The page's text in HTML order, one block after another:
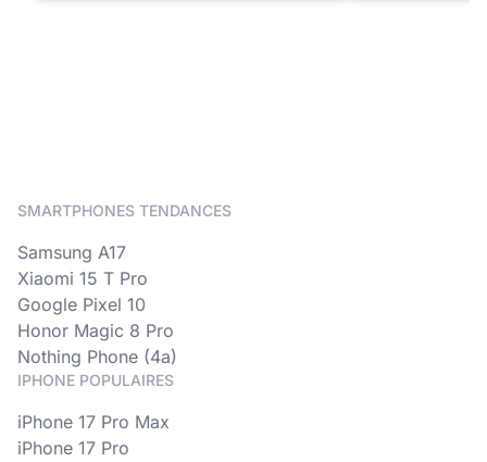
SMARTPHONES TENDANCES
Samsung A17
Xiaomi 15 T Pro
Google Pixel 10
Honor Magic 8 Pro
Nothing Phone (4a)
IPHONE POPULAIRES
iPhone 17 Pro Max
iPhone 17 Pro